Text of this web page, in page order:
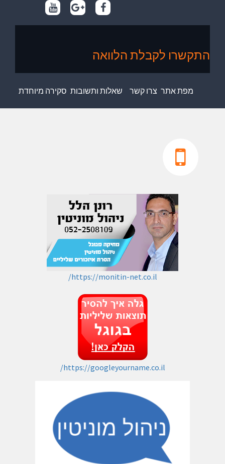
התקשרו לקבלת הלוואה
סקירה מיוחדת שאלות ותשובות צרו קשר מפת אתר
https://monitin-net.co.il/
https://googleyourname.co.il/